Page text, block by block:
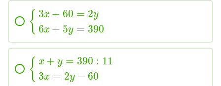
{ 3x + 60 = 2y
6x + 5y = 390
{ x + y = 390 : 11
3x = 2y − 60